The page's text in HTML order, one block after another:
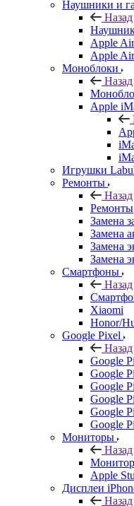
Наушники и
Назад
Apple
Apple
Моноблоки
Назад
Apple
Игрушки
Ремонты
Назад
Ремонты
Замена
Замена
Замена
Замена
Смартфоны
Назад
Xiaomi
Honor/
Google Pixel
Назад
Google
Google
Google
Google
Google
Google
Мониторы
Назад
Apple
Дисплеи
Назад